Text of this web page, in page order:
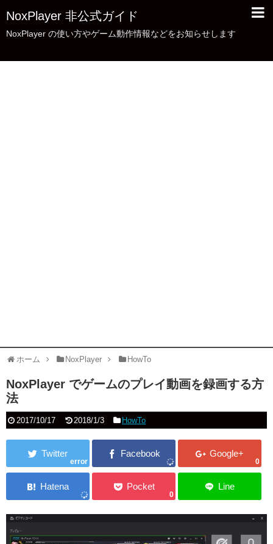
NoxPlayer 非公式ガイド
NoxPlayer の使い方やゲーム動作情報などをお知らせします
ホーム NoxPlayer HowTo
NoxPlayer でゲームのプレイ動画を録画する方
法
2017/10/17 2018/1/3 HowTo
error 0
0